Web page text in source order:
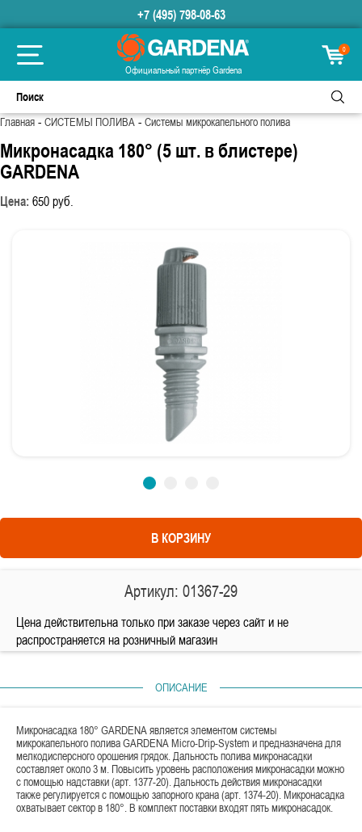
+7 (495) 798-08-63
Официальный партнёр Gardena
0
Главная-СИСТЕМЫ ПОЛИВА-Системы микрокапельного полива
Микронасадка 180° (5 шт. в блистере)
GARDENA
Цена: 650руб.
В КОРЗИНУ
Артикул: 01367-29
Цена действительна только при заказе через сайт и не
распространяется на розничный магазин
ОПИСАНИЕ
Микронасадка 180° GARDENA является элементом системы
микрокапельного полива GARDENA Micro-Drip-System и предназначена для
мелкодисперсного орошения грядок. Дальность полива микронасадки
составляет около 3 м. Повысить уровень расположения микронасадки можно
с помощью надставки (арт. 1377-20). Дальность действия микронасадки
также регулируется с помощью запорного крана (арт. 1374-20). Микронасадка
охватывает сектор в 180°. В комплект поставки входят пять микронасадок.